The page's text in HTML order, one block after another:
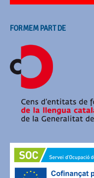
FORMEM PART DE